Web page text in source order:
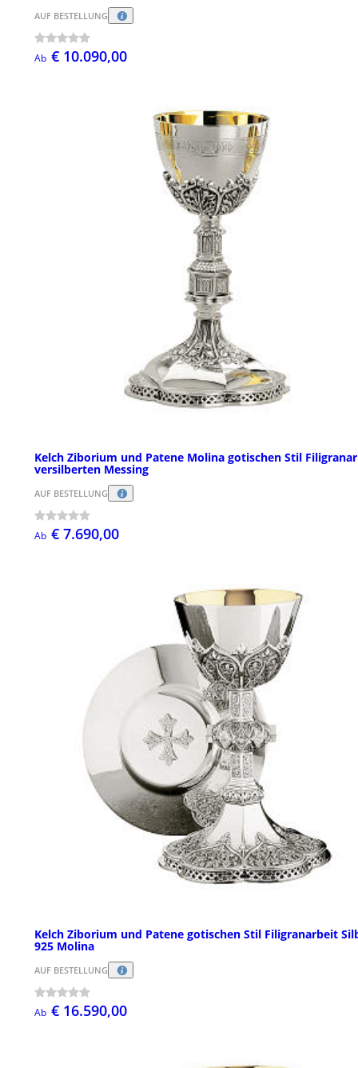
AUF BESTELLUNG
Ab € 10.090,00
Kelch Ziborium und Patene Molina gotischen Stil
versilberten Messing
AUF BESTELLUNG
Ab € 7.690,00
Kelch Ziborium und Patene gotischen Stil Filigranarbeit
925 Molina
AUF BESTELLUNG
Ab € 16.590,00